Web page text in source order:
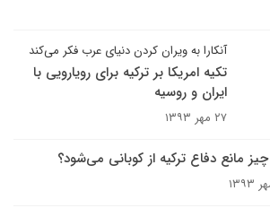
آنکارا به ویران کردن دنیای عرب فکر می‌کند
تکیه امریکا بر ترکیه برای رویارویی با
ایران و روسیه
۲۷ مهر ۱۳۹۳
مانع دفاع ترکیه از کوبانی می‌شود؟